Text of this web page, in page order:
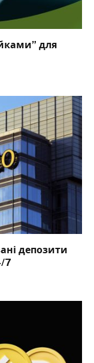
для
депозити
7